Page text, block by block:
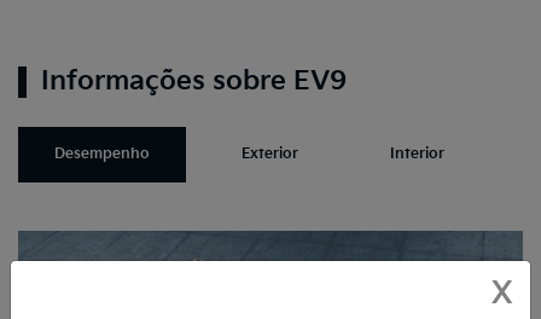
Informações sobre EV9
Desempenho Exterior Interior
X